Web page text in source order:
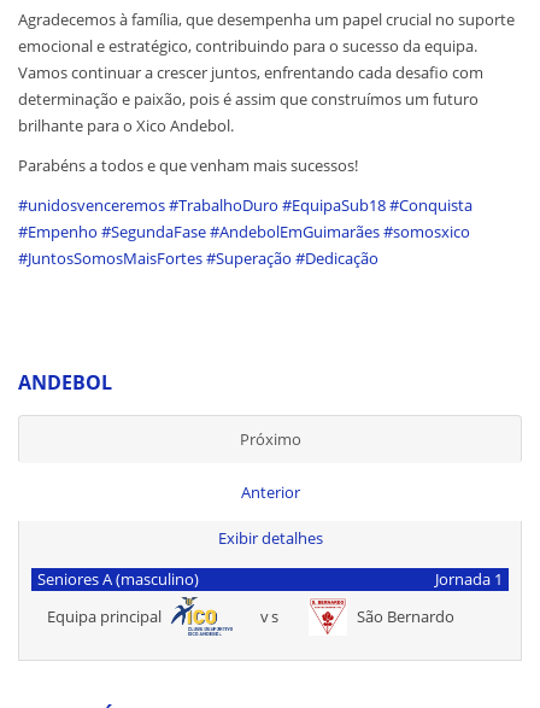
Agradecemos à família, que desempenha um papel crucial no suporte
emocional e estratégico, contribuindo para o sucesso da equipa.
Vamos continuar a crescer juntos, enfrentando cada desafio com
determinação e paixão, pois é assim que construímos um futuro
brilhante para o Xico Andebol.
Parabéns a todos e que venham mais sucessos!
#unidosvenceremos#TrabalhoDuro #EquipaSub18#Conquista
#Empenho #SegundaFase#AndebolEmGuimarães#somosxico
#JuntosSomosMaisFortes#Superação #Dedicação
ANDEBOL
Próximo
Anterior
Exibir detalhes
Seniores A (masculino)
Jornada 1
Equipa principal
vs São Bernardo